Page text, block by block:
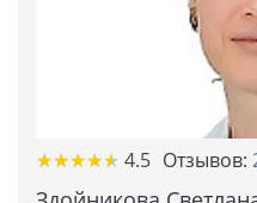
★★★★★
★★★★★ 4.5 Отзывов: